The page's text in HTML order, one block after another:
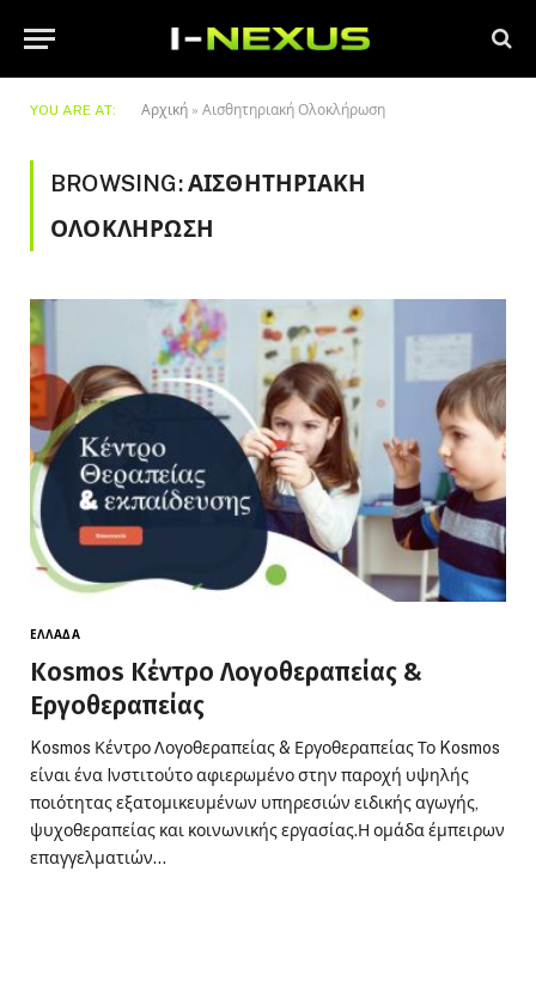
YOU ARE AT: Αρχική » Αισθητηριακή Ολοκλήρωση
BROWSING:ΑΙΣΘΗΤΗΡΙΑΚΉ
ΟΛΟΚΛΉΡΩΣΗ
ΕΛΛΆΔΑ
Kosmos Κέντρο Λογοθεραπείας &
Εργοθεραπείας
Kosmos Κέντρο Λογοθεραπείας & Εργοθεραπείας Το Kosmos
είναι ένα Iνστιτούτο αφιερωμένο στην παροχή υψηλής
ποιότητας εξατομικευμένων υπηρεσιών ειδικής αγωγής,
ψυχοθεραπείας και κοινωνικής εργασίας.Η ομάδα έμπειρων
επαγγελματιών…